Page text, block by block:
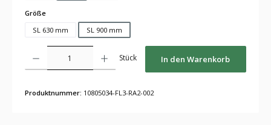
Größeauswählen
SL 630 mm
SL 900 mm
Stück In den Warenkorb
Produktnummer: 10805034-FL3-RA2-002